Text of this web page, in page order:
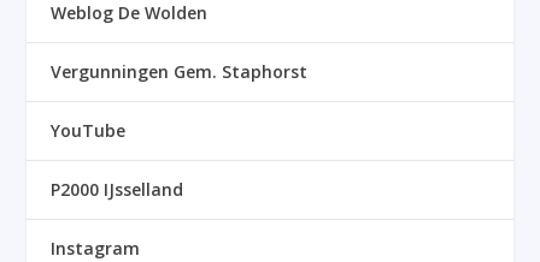
Weblog De Wolden
Vergunningen Gem. Staphorst
YouTube
P2000 IJsselland
Instagram